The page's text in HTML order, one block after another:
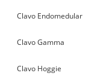
Clavo Endomedular
Clavo Gamma
Clavo Hoggie